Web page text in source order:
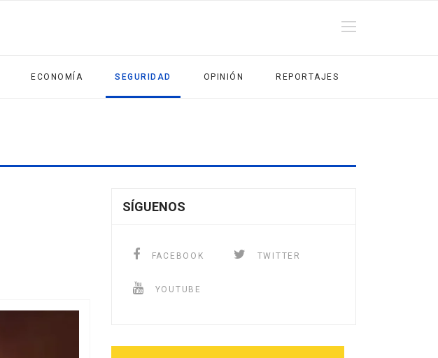
ECONOMÍA SEGURIDAD OPINIÓN REPORTAJES
SÍGUENOS
FACEBOOK TWITTER
YOUTUBE